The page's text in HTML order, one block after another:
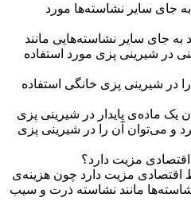
به جای سایر نشاسته‌ها مورد
به جای سایر نشاسته‌هایی مانند
در شیرینی پزی مورد استفاده
در شیرینی پزی خانگی استفاده
یک ماده‌ی پایدار در شیرینی پزی
و می‌توان آن را در شیرینی پزی
اقتصادی مزیت دارد؟
اقتصادی مزیت دارد چون هزینه‌ی
نشاسته‌ها مانند نشاسته ذرت و سیب